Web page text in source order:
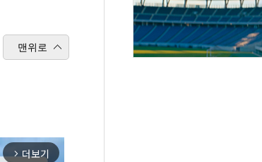
맨위로
arrow_forward_ios 더보기